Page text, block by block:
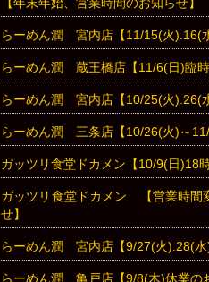
らーめん潤 宮内店【11/15(火).16(
らーめん潤 蔵王橋店【11/6(日)臨
らーめん潤 宮内店【10/25(火).26(
らーめん潤 三条店【10/26(火)～
ガッツリ食堂ドカメン【10/9(日)18
ガッツリ食堂ドカメン 【営業時間
せ】
らーめん潤 宮内店【9/27(火).28(水
らーめん潤 亀戸店【9/8(木)休業の